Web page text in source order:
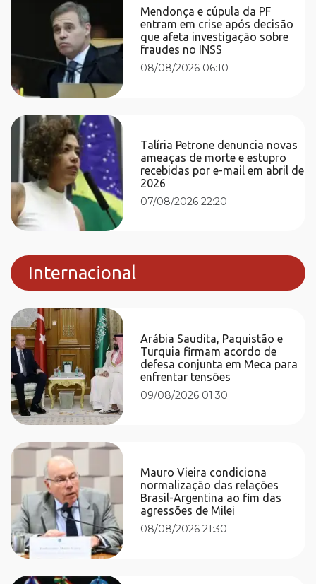
Mendonça e cúpula da PF
entram em crise após decisão
que afeta investigação sobre
fraudes no INSS
08/08/2026 06:10
Talíria Petrone denuncia novas
ameaças de morte e estupro
recebidas por e-mail em abril de
2026
07/08/2026 22:20
Internacional
Arábia Saudita, Paquistão e
Turquia firmam acordo de
defesa conjunta em Meca para
enfrentar tensões
09/08/2026 01:30
Mauro Vieira condiciona
normalização das relações
Brasil-Argentina ao fim das
agressões de Milei
08/08/2026 21:30